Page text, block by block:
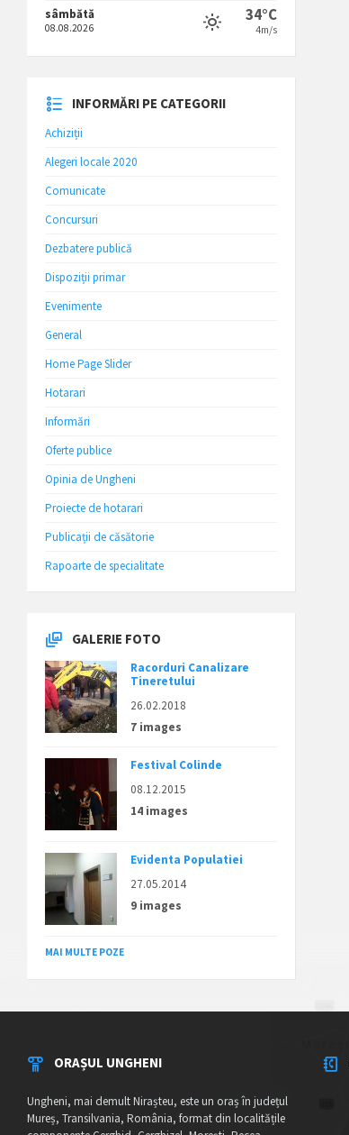
sâmbătă
08.08.2026
34°C
4m/s
INFORMĂRI PE CATEGORII
Achiziții
Alegeri locale 2020
Comunicate
Concursuri
Dezbatere publică
Dispoziții primar
Evenimente
General
Home Page Slider
Hotarari
Informări
Oferte publice
Opinia de Ungheni
Proiecte de hotarari
Publicații de căsătorie
Rapoarte de specialitate
GALERIE FOTO
Racorduri Canalizare
Tineretului
26.02.2018
7 images
Festival Colinde
08.12.2015
14 images
Evidenta Populatiei
27.05.2014
9 images
MAI MULTE POZE
ORAȘUL UNGHENI
Ungheni, mai demult Nirașteu, este un oraș în județul
Mureș, Transilvania, România, format din localitățile